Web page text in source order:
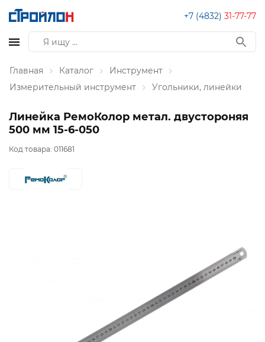
+7 (4832) 31-77-77
Главная Каталог
Инструмент
Измерительный инструмент
Угольники, линейки
Линейка РемоКолор метал. двустороняя
500 мм 15-6-050
Код товара: 011681